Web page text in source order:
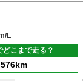
L
どこまで走る？
576km